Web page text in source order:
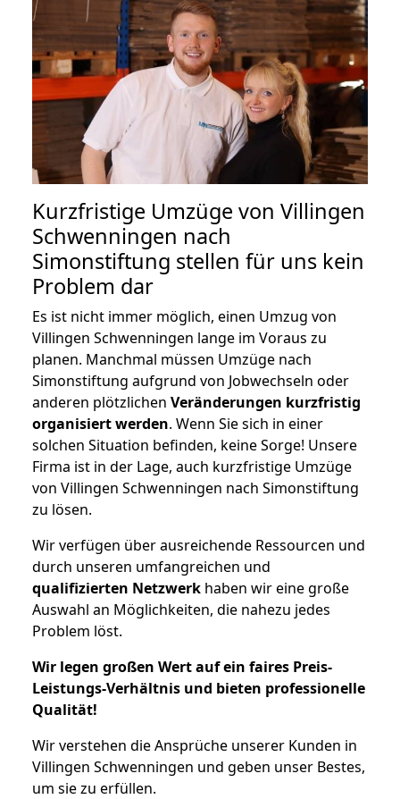
Kurzfristige Umzüge von Villingen
Schwenningen nach
Simonstiftung stellen für uns kein
Problem dar
Es ist nicht immer möglich, einen Umzug von
Villingen Schwenningen lange im Voraus zu
planen. Manchmal müssen Umzüge nach
Simonstiftung aufgrund von Jobwechseln oder
anderen plötzlichen Veränderungen kurzfristig
organisiert werden. Wenn Sie sich in einer
solchen Situation befinden, keine Sorge! Unsere
Firma ist in der Lage, auch kurzfristige Umzüge
von Villingen Schwenningen nach Simonstiftung
zu lösen.
Wir verfügen über ausreichende Ressourcen und
durch unseren umfangreichen und
qualifizierten Netzwerk haben wir eine große
Auswahl an Möglichkeiten, die nahezu jedes
Problem löst.
Wir legen großen Wert auf ein faires Preis-
Leistungs-Verhältnis und bieten professionelle
Qualität!
Wir verstehen die Ansprüche unserer Kunden in
Villingen Schwenningen und geben unser Bestes,
um sie zu erfüllen.